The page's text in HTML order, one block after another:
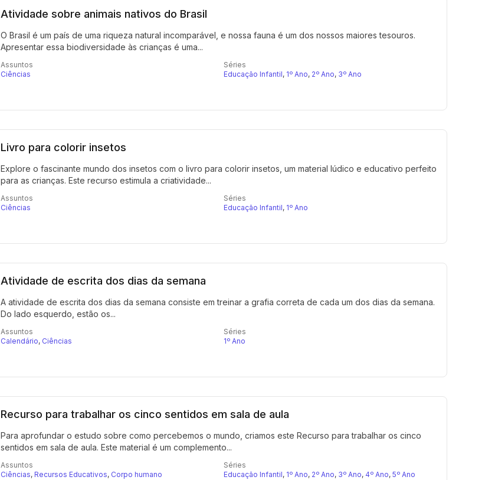
Atividade sobre animais nativos do Brasil
O Brasil é um país de uma riqueza natural incomparável, e nossa fauna é um dos nossos maiores tesouros.
Apresentar essa biodiversidade às crianças é uma...
Assuntos
Ciências
Séries
Educação Infantil, 1º Ano, 2º Ano, 3º Ano
Livro para colorir insetos
Explore o fascinante mundo dos insetos com o livro para colorir insetos, um material lúdico e educativo perfeito
para as crianças. Este recurso estimula a criatividade...
Assuntos
Ciências
Séries
Educação Infantil, 1º Ano
Atividade de escrita dos dias da semana
A atividade de escrita dos dias da semana consiste em treinar a grafia correta de cada um dos dias da semana.
Do lado esquerdo, estão os...
Assuntos
Calendário, Ciências
Séries
1º Ano
Recurso para trabalhar os cinco sentidos em sala de aula
Para aprofundar o estudo sobre como percebemos o mundo, criamos este Recurso para trabalhar os cinco
sentidos em sala de aula. Este material é um complemento...
Assuntos
Ciências, Recursos Educativos, Corpo humano
Séries
Educação Infantil, 1º Ano, 2º Ano, 3º Ano, 4º Ano, 5º Ano